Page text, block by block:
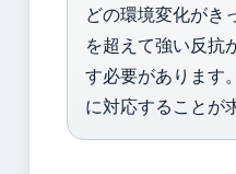
どの環境変化がき
を超えて強い反抗
す必要があります
に対応することが